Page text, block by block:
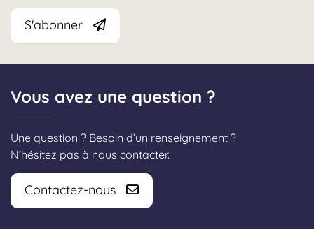
S'abonner
Vous avez une question ?
Une question ? Besoin d’un renseignement ?
N’hésitez pas à nous contacter.
Contactez-nous